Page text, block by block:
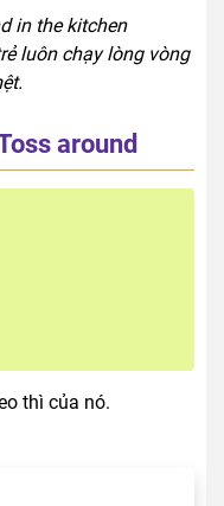
in the kitchen
luôn chạy lòng vòng
around
thì của nó.